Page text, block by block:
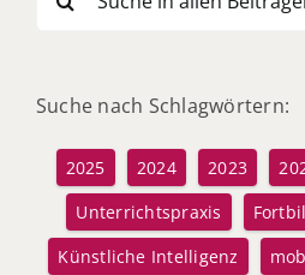
nach:
Suche nach Schlagwörtern:
2025 2024 2023
Unterrichtspraxis
Künstliche Intelligenz